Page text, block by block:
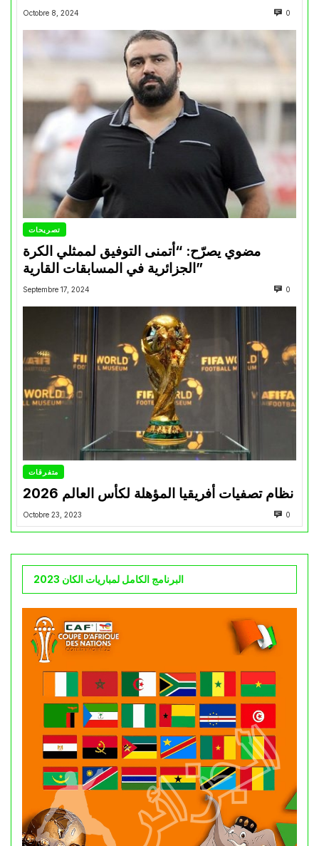
Octobre 8, 2024 0
تصريحات
مضوي يصرّح: “أتمنى التوفيق لممثلي الكرة
الجزائرية في المسابقات القارية”
Septembre 17, 2024 0
متفرقات
نظام تصفيات أفريقيا المؤهلة لكأس العالم 2026
Octobre 23, 2023 0
البرنامج الكامل لمباريات الكان 2023